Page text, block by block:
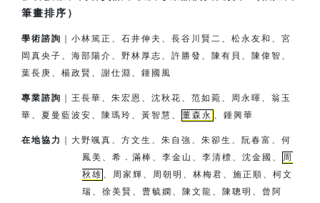
筆畫排序）
學術諮詢
｜小林篤正、石井伸夫、長谷川賢二、松永友和、宮
岡真央子、 海部陽介、 野林厚志、許勝發、陳有貝、陳偉智、
葉長庚、楊政賢、 謝仕淵、鍾國風
專業諮詢
｜王長華、朱宏恩、沈秋花、范如菀、周永暉、翁玉
華、夏曼藍波安、 陳瑪玲、黃智慧、 董森永 、鍾興華
在地協力
大野颯真、方文生、朱自強、朱卻生、阮春富、何
鳳美、希．滿棒、 李金山、李清標、沈金國、
周
秋雄 、周家輝、周朝明、林梅君、施正順、柯文
瑞、徐美賢、曹毓嫻、陳文龍、陳聰明、曾阿